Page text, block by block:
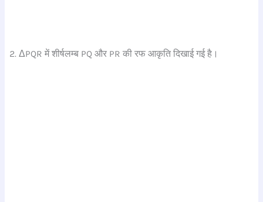
ΔPQR में शीर्षलम्ब PQ और PR की रफ आकृति दिखाई गई है।